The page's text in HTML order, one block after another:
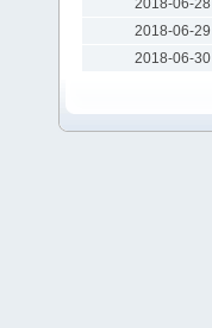
2018-06-28
2018-06-29
2018-06-30